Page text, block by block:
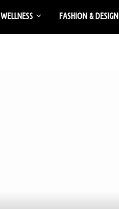
WELLNESS FASHION & DESIGN